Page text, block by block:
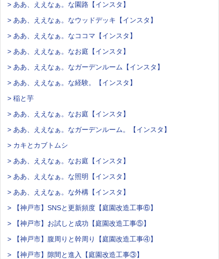
> ああ、ええなぁ。な園路【インスタ】
> ああ、ええなぁ。なウッドデッキ【インスタ】
> ああ、ええなぁ。なココマ【インスタ】
> ああ、ええなぁ。なお庭【インスタ】
> ああ、ええなぁ。なガーデンルーム【インスタ】
> ああ、ええなぁ。な経験。【インスタ】
> 稲と芋
> ああ、ええなぁ。なお庭【インスタ】
> ああ、ええなぁ。なガーデンルーム。【インスタ】
> カキとカブトムシ
> ああ、ええなぁ。なお庭【インスタ】
> ああ、ええなぁ。な照明【インスタ】
> ああ、ええなぁ。な外構【インスタ】
> 【神戸市】SNSと更新頻度【庭園改造工事⑥】
> 【神戸市】お試しと成功【庭園改造工事⑤】
> 【神戸市】腹周りと幹周り【庭園改造工事④】
> 【神戸市】隙間と進入【庭園改造工事③】